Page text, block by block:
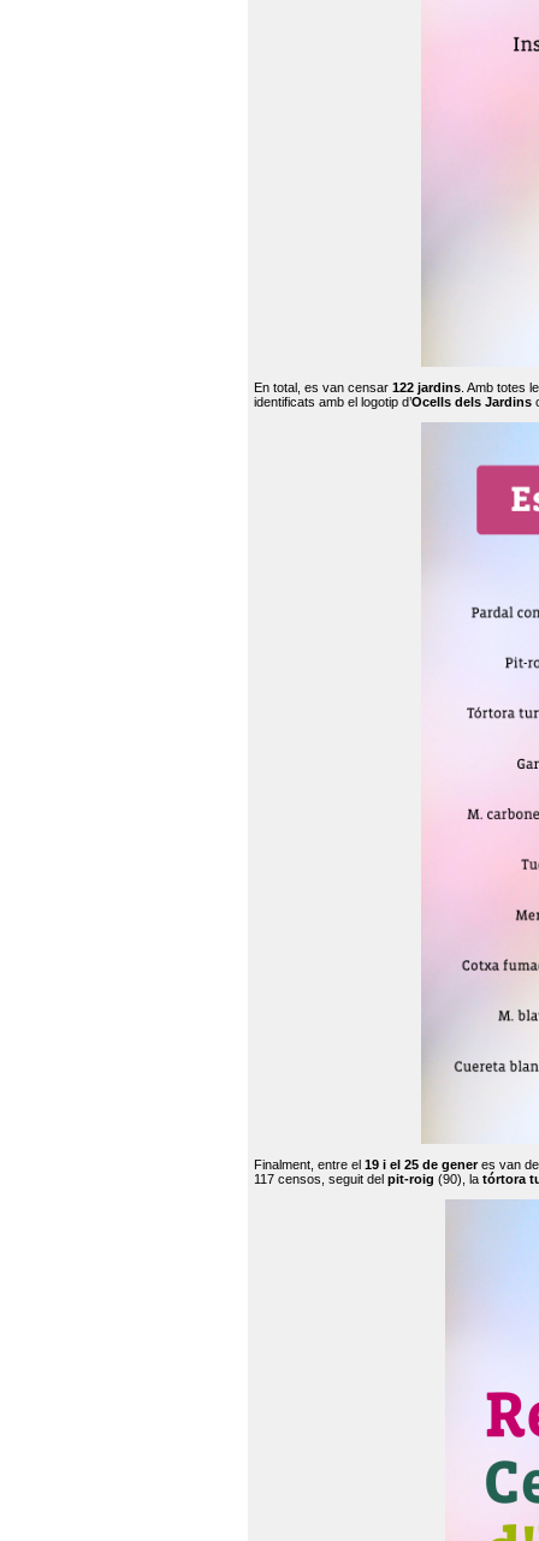
En total, es van censar 122 jardins . Amb totes
identificats amb el logotip d’Ocells dels Jardins
Finalment, entre el 19 i el 25 de generes van
117 censos, seguit del pit-roig (90), la tórtora